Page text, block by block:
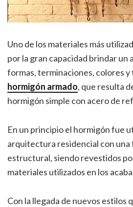
Uno de los materiales más
por la gran capacidad brindar un
formas, terminaciones, colores y
hormigón armado, que resulta
hormigón simple con acero de
En un principio el hormigón fue
arquitectura residencial con una
estructural, siendo revestidos
materiales utilizados en los
Con la llegada de nuevos estilos